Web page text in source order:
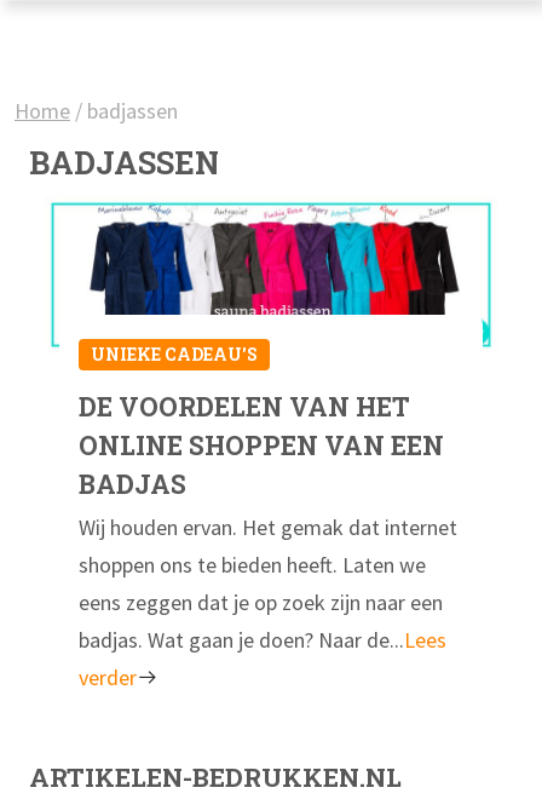
Home / badjassen
BADJASSEN
UNIEKE CADEAU'S
DE VOORDELEN VAN HET
ONLINE SHOPPEN VAN EEN
BADJAS
Wij houden ervan. Het gemak dat internet
shoppen ons te bieden heeft. Laten we
eens zeggen dat je op zoek zijn naar een
badjas. Wat gaan je doen? Naar de...Lees
verder
ARTIKELEN-BEDRUKKEN.NL